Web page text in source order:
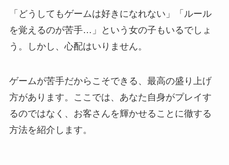
「どうしてもゲームは好きになれない」「ルール
を覚えるのが苦手…」という女の子もいるでしょ
う。しかし、心配はいりません。
ゲームが苦手だからこそできる、最高の盛り上げ
方があります。ここでは、あなた自身がプレイす
るのではなく、お客さんを輝かせることに徹する
方法を紹介します。